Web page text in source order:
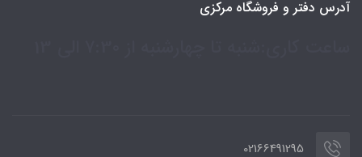
آدرس دفتر و فروشگاه مرکزی
02166491295